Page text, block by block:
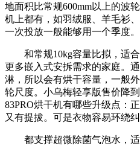
地面积比常规600mm以上的波
机上都有，如羽绒服、羊毛衫
一次投放一般能够用一个季度。
和常规10kg容量比拟，适合
更多嵌入式安拆需求的家庭。
淋，所以会有烘干容量，一般
轮尺度。小乌梅轻享版售价降
83PRO烘干机有哪些升级点：
又有提拔。可是衣物容易环绕纠
都支撑超微除菌气泡水，适